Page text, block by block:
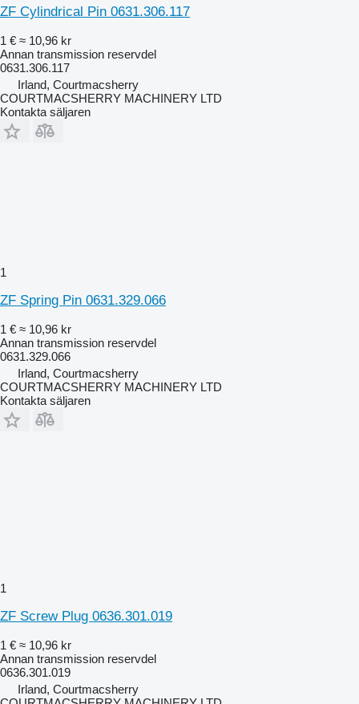
ZF Cylindrical Pin 0631.306.117
1 € ≈ 10,96 kr
Annan transmission reservdel
0631.306.117
Irland, Courtmacsherry
COURTMACSHERRY MACHINERY LTD
Kontakta säljaren
1
ZF Spring Pin 0631.329.066
1 € ≈ 10,96 kr
Annan transmission reservdel
0631.329.066
Irland, Courtmacsherry
COURTMACSHERRY MACHINERY LTD
Kontakta säljaren
1
ZF Screw Plug 0636.301.019
1 € ≈ 10,96 kr
Annan transmission reservdel
0636.301.019
Irland, Courtmacsherry